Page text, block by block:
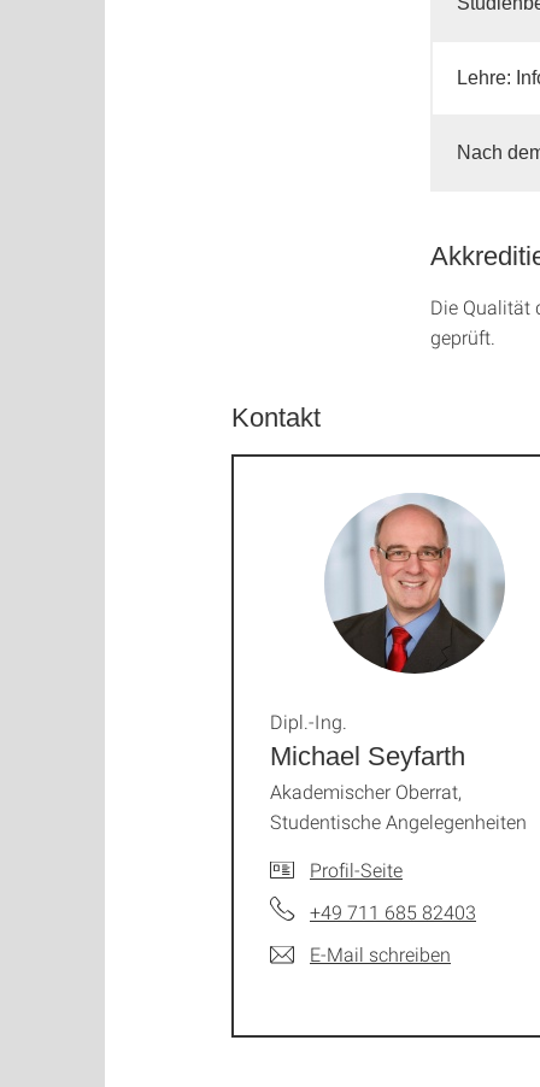
Lehre:
Nach
Die Qualität
geprüft.
Kontakt
Michael Seyfarth
Dipl.-Ing.
Akademischer Oberrat,
Studentische Angelegenheiten
Profil-Seite
+49 711 685 82403
E-Mail schreiben